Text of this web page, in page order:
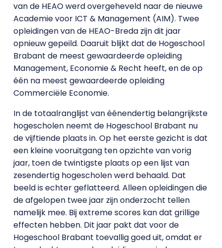
van de HEAO werd overgeheveld naar de nieuwe
Academie voor ICT & Management (AIM). Twee
opleidingen van de HEAO-Breda zijn dit jaar
opnieuw gepeild. Daaruit blijkt dat de Hogeschool
Brabant de meest gewaardeerde opleiding
Management, Economie & Recht heeft, en de op
één na meest gewaardeerde opleiding
Commerciële Economie.
In de totaalranglijst van éénendertig belangrijkste
hogescholen neemt de Hogeschool Brabant nu
de vijftiende plaats in. Op het eerste gezicht is dat
een kleine vooruitgang ten opzichte van vorig
jaar, toen de twintigste plaats op een lijst van
zesendertig hogescholen werd behaald. Dat
beeld is echter geflatteerd. Alleen opleidingen die
de afgelopen twee jaar zijn onderzocht tellen
namelijk mee. Bij extreme scores kan dat grillige
effecten hebben. Dit jaar pakt dat voor de
Hogeschool Brabant toevallig goed uit, omdat er